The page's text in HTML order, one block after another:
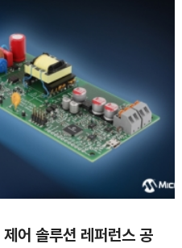
어 솔루션 레퍼런스 공